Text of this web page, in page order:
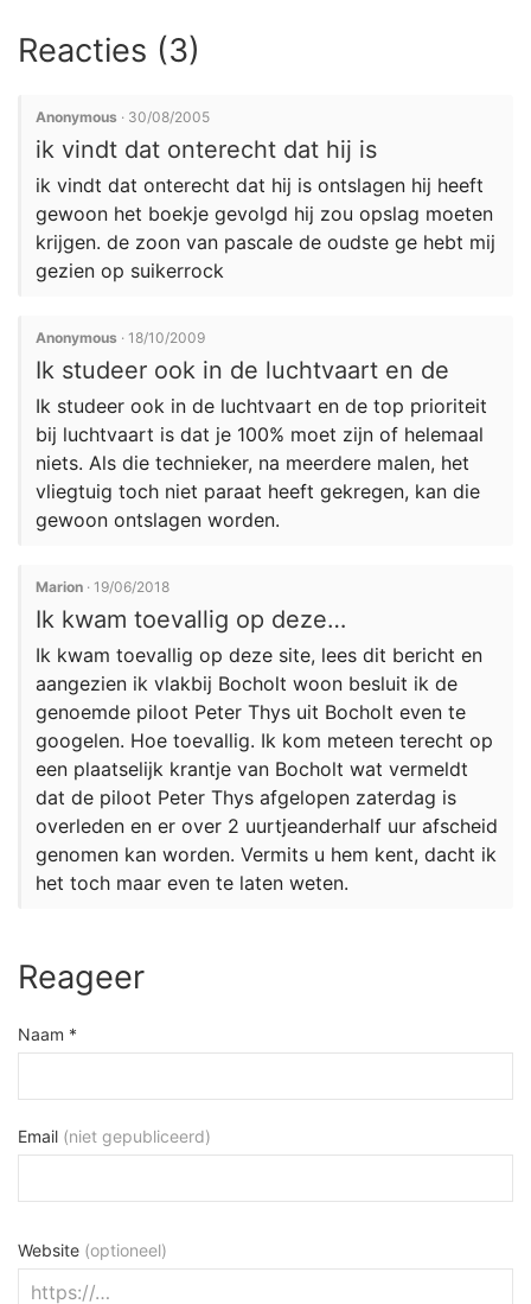
Reacties (3)
Anonymous · 30/08/2005
ik vindt dat onterecht dat hij is
ik vindt dat onterecht dat hij is ontslagen hij heeft
gewoon het boekje gevolgd hij zou opslag moeten
krijgen. de zoon van pascale de oudste ge hebt mij
gezien op suikerrock
Anonymous · 18/10/2009
Ik studeer ook in de luchtvaart en de
Ik studeer ook in de luchtvaart en de top prioriteit
bij luchtvaart is dat je 100% moet zijn of helemaal
niets. Als die technieker, na meerdere malen, het
vliegtuig toch niet paraat heeft gekregen, kan die
gewoon ontslagen worden.
Marion · 19/06/2018
Ik kwam toevallig op deze…
Ik kwam toevallig op deze site, lees dit bericht en
aangezien ik vlakbij Bocholt woon besluit ik de
genoemde piloot Peter Thys uit Bocholt even te
googelen. Hoe toevallig. Ik kom meteen terecht op
een plaatselijk krantje van Bocholt wat vermeldt
dat de piloot Peter Thys afgelopen zaterdag is
overleden en er over 2 uurtjeanderhalf uur afscheid
genomen kan worden. Vermits u hem kent, dacht ik
het toch maar even te laten weten.
Reageer
Naam *
Email (niet gepubliceerd)
Website (optioneel)